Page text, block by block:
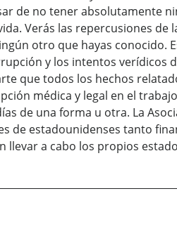
de no tener absolutamente
Verás las repercusiones
otro que hayas conocido.
y los intentos verídicos
que todos los hechos
médica y legal en el
de una forma u otra. La
de estadounidenses tanto
llevar a cabo los propios